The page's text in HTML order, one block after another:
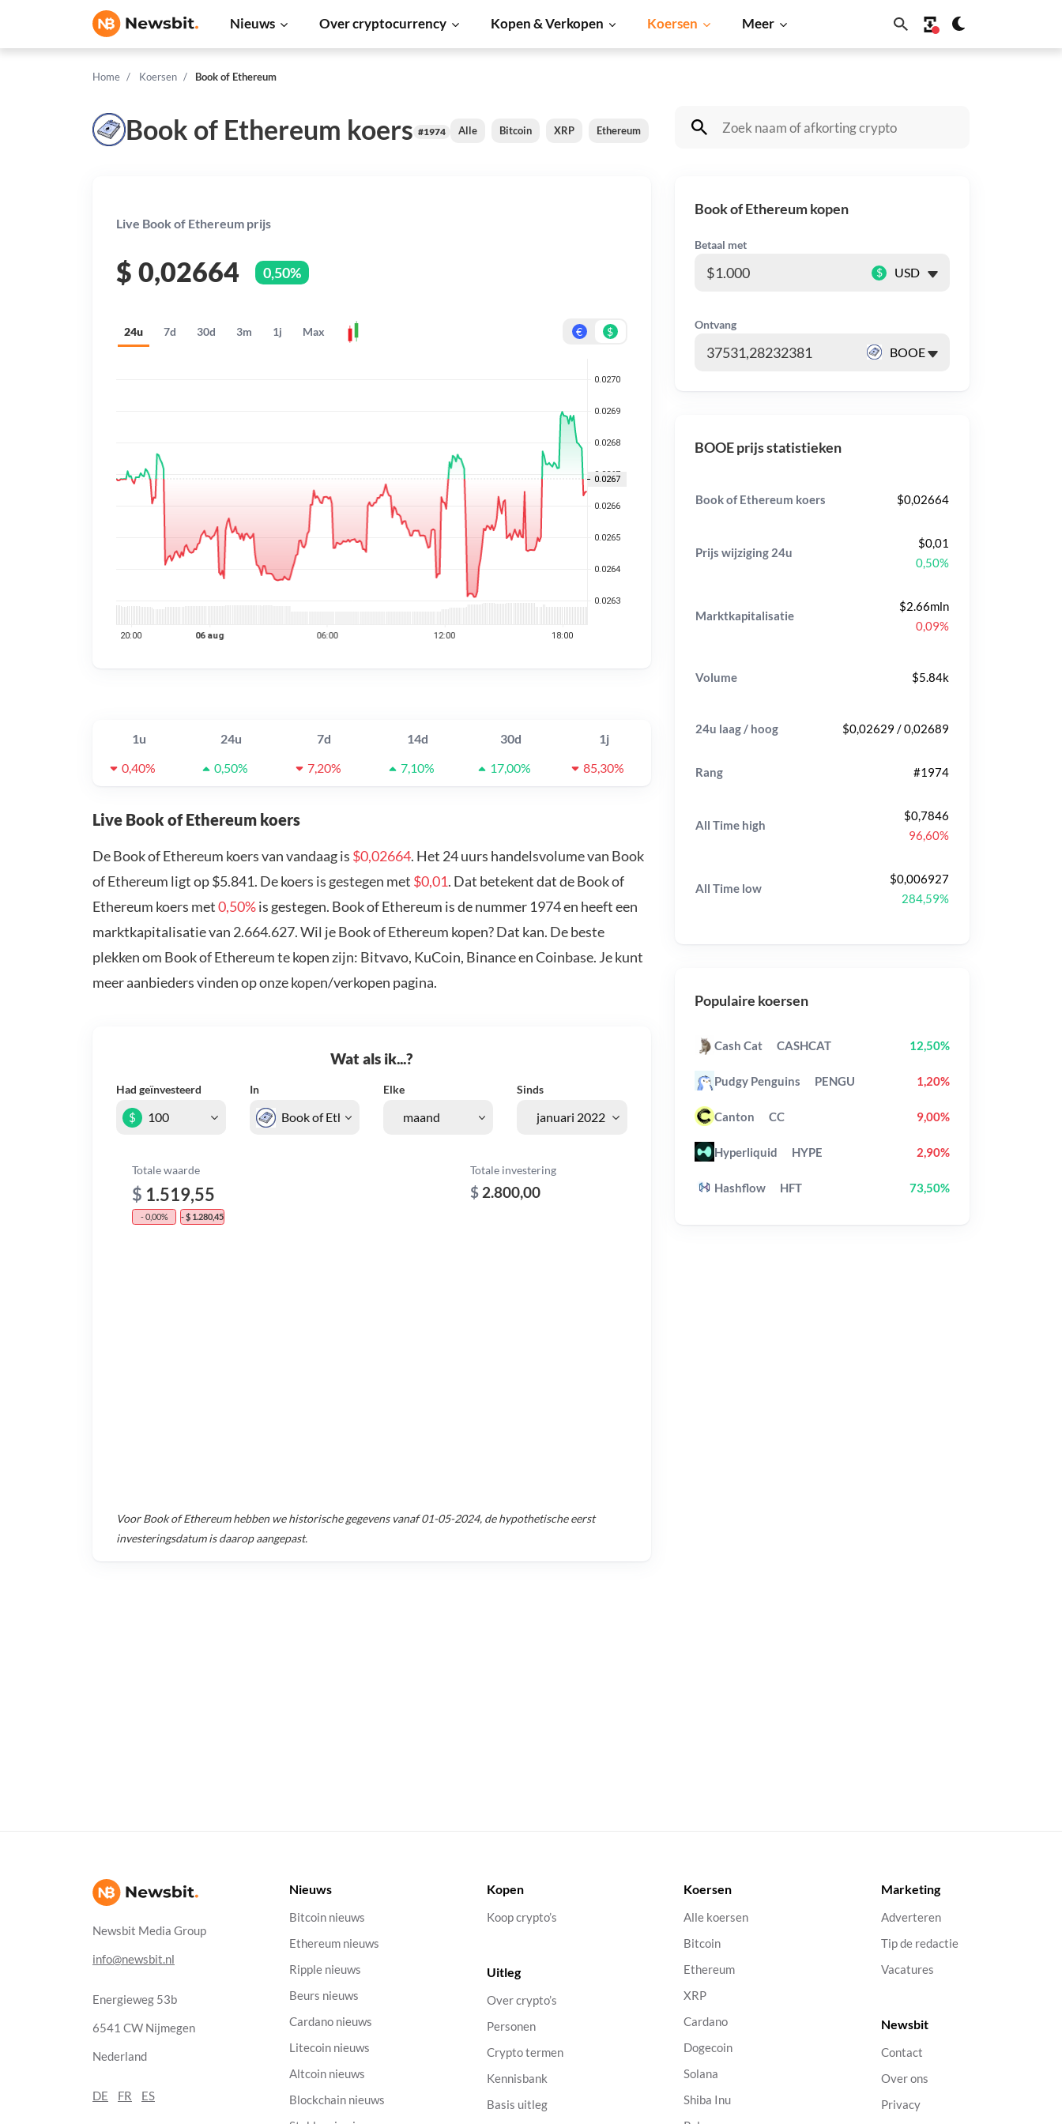
Nieuws Over cryptocurrency Kopen & Verkopen Koersen Meer
Home Koersen Book of Ethereum
Book of Ethereum koers #1974 Alle Bitcoin XRP Ethereum Cardano Shiba Inu Dogecoin Solana
Live Book of Ethereum prijs
$ 0,02664 0,50%
24u 7d 30d 3m 1j Max € $
1u 24u 7d 14d 30d
1j
0,40%
0,50% 7,20% 7,10% 17,00% 85,30%
Live Book of Ethereum koers
De Book of Ethereum koers van vandaag is $0,02664. Het 24 uurs handelsvolume van Book
of Ethereum ligt op $5.841. De koers is gestegen met $0,01. Dat betekent dat de Book of
Ethereum koers met0,50%is gestegen. Book of Ethereum is de nummer 1974 en heeft een
marktkapitalisatie van 2.664.627. Wil je Book of Ethereum kopen? Dat kan. De beste
plekken om Book of Ethereum te kopen zijn: Bitvavo, KuCoin, Binance en Coinbase. Je kunt
meer aanbieders vinden op onze kopen/verkopen pagina.
Wat als ik...?
Had geïnvesteerd In Elke Sinds
$
Totale waarde
$ 1.519,55
- 0,00% - $ 1.280,45
Totale investering
$ 2.800,00
VoorBook of Ethereumhebben we historische gegevens vanaf01-05-2024, de hypothetische eerst
investeringsdatum is daarop aangepast.
Book of Ethereum kopen
Betaal met
$
Ontvang
BOOE prijs statistieken
Book of Ethereum koers $0,02664
Prijs wijziging 24u
$0,01
0,50%
Marktkapitalisatie
$2.66mln
0,09%
Volume $5.84k
24u laag / hoog $0,02629 / 0,02689
Rang #1974
All Time high
$0,7846
96,60%
All Time low
$0,006927
284,59%
Populaire koersen
Cash Cat CASHCAT 12,50%
Pudgy Penguins PENGU 1,20%
Canton CC 9,00%
Hyperliquid HYPE 2,90%
Hashflow HFT 73,50%
Newsbit Media Group
info@newsbit.nl
Energieweg 53b
6541 CW Nijmegen
Nederland
DE FR ES
Nieuws
Bitcoin nieuws
Ethereum nieuws
Ripple nieuws
Beurs nieuws
Cardano nieuws
Litecoin nieuws
Altcoin nieuws
Blockchain nieuws
Kopen
Koop crypto’s
Uitleg
Over crypto’s
Personen
Crypto termen
Kennisbank
Basis uitleg
Koersen
Alle koersen
Bitcoin
Ethereum
XRP
Cardano
Dogecoin
Solana
Shiba Inu
Marketing
Adverteren
Tip de redactie
Vacatures
Newsbit
Contact
Over ons
Privacy